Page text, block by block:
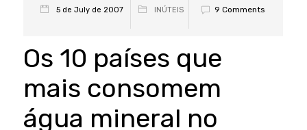
5 de July de 2007 INÚTEIS 9 Comments
Os 10 países que
mais consomem
água mineral no